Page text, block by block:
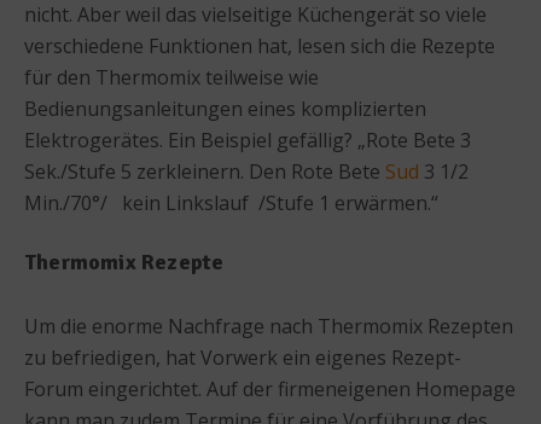
nicht. Aber weil das vielseitige Küchengerät so viele
verschiedene Funktionen hat, lesen sich die Rezepte
für den Thermomix teilweise wie
Bedienungsanleitungen eines komplizierten
Elektrogerätes. Ein Beispiel gefällig? „Rote Bete 3
Sek./Stufe 5 zerkleinern. Den Rote Bete Sud 3 1/2
Min./70°/ kein Linkslauf /Stufe 1 erwärmen.“
Thermomix Rezepte
Um die enorme Nachfrage nach Thermomix Rezepten
zu befriedigen, hat Vorwerk ein eigenes Rezept-
Forum eingerichtet. Auf der firmeneigenen Homepage